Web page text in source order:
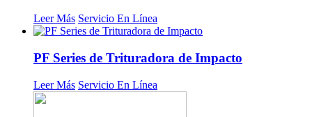
Leer Más Servicio En Línea
PF Series de Trituradora de Impacto
Leer Más Servicio En Línea